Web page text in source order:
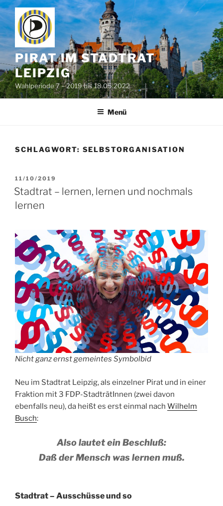
Zum
Inhalt
springen
PIRAT IM STADTRAT
LEIPZIG
Wahlperiode 7 – 2019 bis 18.05.2022
Menü
SCHLAGWORT: SELBSTORGANISATION
VERÖFFENTLICHT
AM
11/10/2019
Stadtrat – lernen, lernen und nochmals
lernen
Nicht ganz ernst gemeintes Symbolbid
Neu im Stadtrat Leipzig, als einzelner Pirat und in einer
Fraktion mit 3 FDP-StadträtInnen (zwei davon
ebenfalls neu), da heißt es erst einmal nach Wilhelm
Busch:
Also lautet ein Beschluß:
Daß der Mensch was lernen muß.
Stadtrat – Ausschüsse und so